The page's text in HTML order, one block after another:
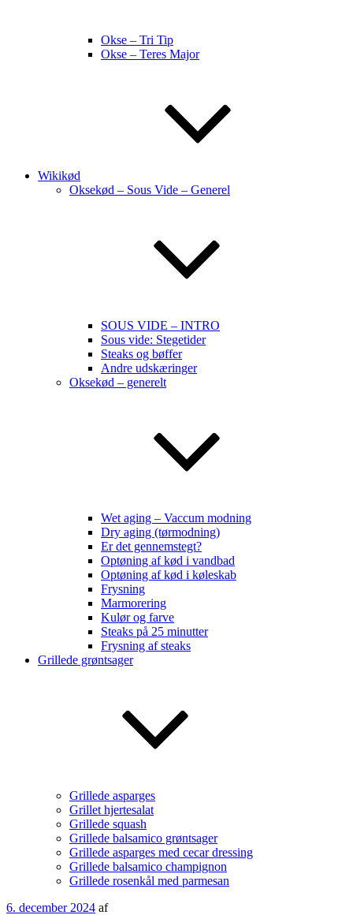
Okse – Tri Tip
Okse – Teres Major
Wikikød
Oksekød – Sous Vide – Generel
SOUS VIDE – INTRO
Sous vide: Stegetider
Steaks og bøffer
Andre udskæringer
Oksekød – generelt
Wet aging – Vaccum modning
Dry aging (tørmodning)
Er det gennemstegt?
Optøning af kød i vandbad
Optøning af kød i køleskab
Frysning
Marmorering
Kulør og farve
Steaks på 25 minutter
Frysning af steaks
Grillede grøntsager
Grillede asparges
Grillet hjertesalat
Grillede squash
Grillede balsamico grøntsager
Grillede asparges med cecar dressing
Grillede balsamico champignon
Grillede rosenkål med parmesan
Udgivet
6. december 2024 af